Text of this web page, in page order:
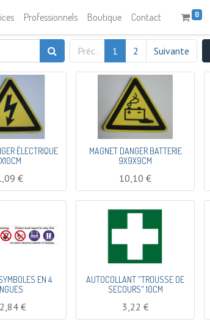
Professionnels Boutique Contact 0
Préc. 1 2 Suivante
ÉLECTRIQUE
€
MAGNET DANGER BATTERIE
9X9X9CM
10,10 €
EN 4
€
AUTOCOLLANT "TROUSSE DE
SECOURS" 10CM
3,22 €